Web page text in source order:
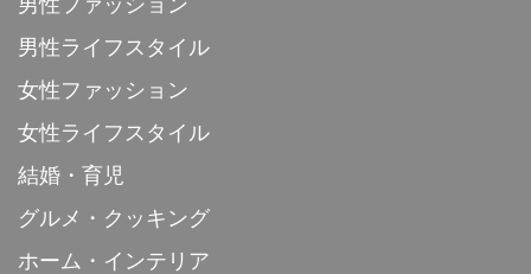
男性ライフスタイル
女性ファッション
女性ライフスタイル
結婚・育児
グルメ・クッキング
ホーム・インテリア